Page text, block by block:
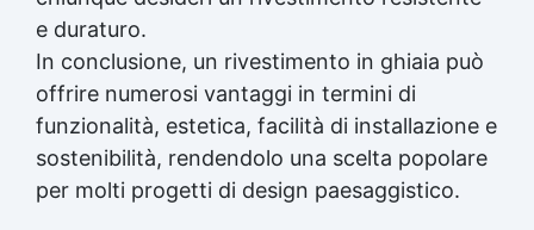
e duraturo.
In conclusione, un rivestimento in ghiaia può
offrire numerosi vantaggi in termini di
funzionalità, estetica, facilità di installazione e
sostenibilità, rendendolo una scelta popolare
per molti progetti di design paesaggistico.